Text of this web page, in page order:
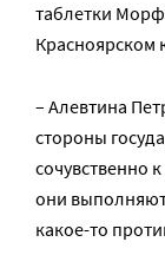
таблетки
Красноярском
– Алевтина
стороны
сочувственно
они
какое-то